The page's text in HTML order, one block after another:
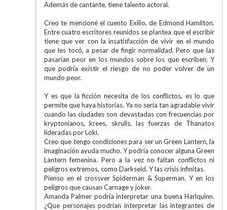
Además de cantante, tiene talento actoral.
Creo te mencioné el cuento Exilio, de Edmond Hamilton.
Entre cuatro escritores reunidos se plantea que el escribir
tiene que ver con la insatisfacción de vivir en el mundo
que les tocó, a pesar de fingir normalidad. Pero que las
pasarían peor en los mundos sobre los que escriben. Y
que podría existir el riesgo de no poder volver de un
mundo peor.
Y es que la ficción necesita de los conflictos, es lo que
permite que haya historias. Ya no sería tan agradable vivir
cuando las ciudades son devastadas con frecuencias por
kryptonianos, krees, skrulls, las fuerzas de Thanatos
lideradas por Loki.
Creo que tengo condiciones para ser un Green Lantern, la
imaginación ayuda mucho. Y podría conocer alguna Green
Lantern femenina. Pero a la vez no faltan conflictos ni
peligros extremos, como Darkseid. Y las crisis infinitas.
Pienso en el crossver Spiderman & Superman. Y en los
peligros que causan Carnage y joker.
Amanda Palmer podría interpretar una buena Harlquinn.
¿Que personajes podrían interpretar las integrantes de